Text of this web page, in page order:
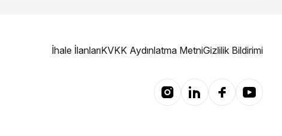
İhale İlanlarıKVKK Aydınlatma MetniGizlilik Bildirimi